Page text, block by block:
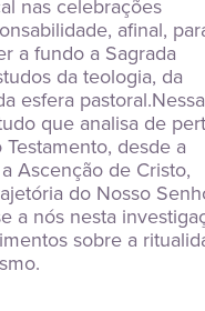
nas celebrações
afinal,
a fundo a Sagrada
da teologia, da
esfera pastoral.Nessa
que analisa de
desde a
Ascenção de Cristo,
do Nosso
a nós nesta
sobre a